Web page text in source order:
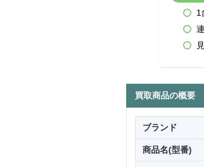
1
買取商品の概要
ブランド
商品名(型番)